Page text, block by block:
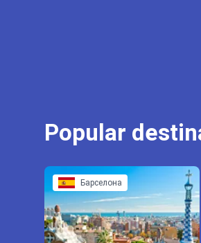
Popular
Барселона